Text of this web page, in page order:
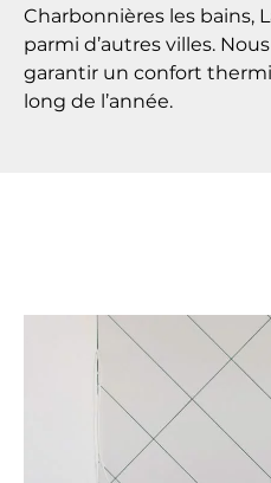
Charbonnières les bains,
parmi d’autres villes.
garantir un confort
long de l’année.